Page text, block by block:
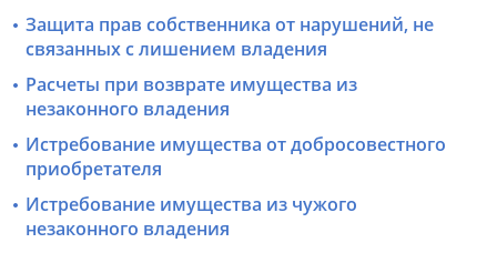
Защита прав собственника от нарушений, не
связанных с лишением владения
Расчеты при возврате имущества из
незаконного владения
Истребование имущества от добросовестного
приобретателя
Истребование имущества из чужого
незаконного владения